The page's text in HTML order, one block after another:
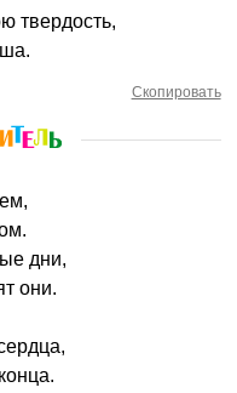
твердость,
Скопировать
дни,
они.